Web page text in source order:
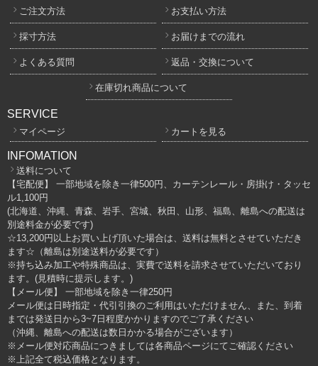
ご注文方法 お支払い方法
採寸方法 お届けまでの流れ
よくある質問 返品・交換について
在庫切れ商品について
SERVICE
マイページ カートを見る
INFOMATION
送料について
【宅配便】 一部地域を除き一律500円、カーテンレール・房掛け・タッセ
ル1,100円
(北海道、沖縄、青森、岩手、宮城、秋田、山形、福島、離島への配送は
別途料金が必要です)
☆13,200円以上お買い上げ頂いた場合は、送料は無料とさせていただき
ます☆（離島は別途送料が必要です）
※持ち込み加工や特殊商品は、実費で送料を請求させていただいており
ます。(見積時に提示します。)
【メール便】 一部地域を除き一律250円
メール便は日時指定・代引引換のご利用はいただけません、また、到着
までは発送日から3~7日程度かかりますのでご了承ください
（沖縄、離島への配送は数日かかる場合がございます）
※メール便対応商品につきましては各商品ページにてご確認ください
※上記全て税込価格となります。